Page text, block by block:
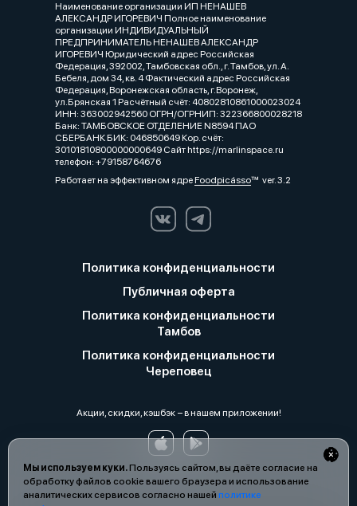
Мы используем куки.Пользуясь сайтом, вы даёте согласие на
обработку файлов cookie вашего браузера и использование
аналитических сервисов согласно нашей политике
Наименование организации ИП НЕНАШЕВ
АЛЕКСАНДР ИГОРЕВИЧ Полное наименование
организации ИНДИВИДУАЛЬНЫЙ
ПРЕДПРИНИМАТЕЛЬ НЕНАШЕВ АЛЕКСАНДР
ИГОРЕВИЧ Юридический адрес Российская
Федерация, 392002, Тамбовская обл., г. Тамбов, ул. А.
Бебеля, дом 34, кв. 4 Фактический адрес Российская
Федерация, Воронежская область, г.Воронеж,
ул.Брянская 1 Расчётный счёт: 40802810861000023024
ИНН: 363002942560 ОГРН/ОГРНИП: 322366800028218
Банк: ТАМБОВСКОЕ ОТДЕЛЕНИЕ N8594 ПАО
СБЕРБАНК БИК: 046850649 Кор. счёт:
30101810800000000649 Сайт https://marlinspace.ru
телефон: +79158764676
Работает на эффективном ядреFoodpicássover. 3.2
Политика конфиденциальности
Публичная оферта
Политика конфиденциальности
Тамбов
Политика конфиденциальности
Череповец
Акции, скидки, кэшбэк − в нашем приложении!